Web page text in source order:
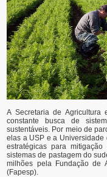
A Secretaria de Agricultura
constante busca de
sustentáveis. Por meio de
elas a USP e a
estratégicas para
sistemas de pastagem do
milhões pela Fundação de
(Fapesp).